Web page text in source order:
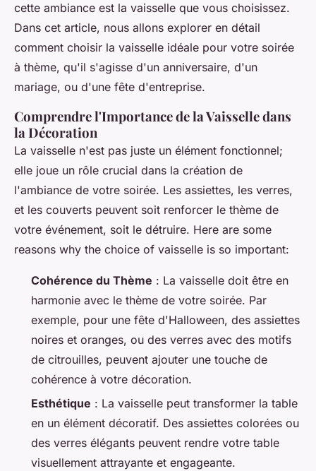
cette ambiance est la vaisselle que vous choisissez.
Dans cet article, nous allons explorer en détail
comment choisir la vaisselle idéale pour votre soirée
à thème, qu'il s'agisse d'un anniversaire, d'un
mariage, ou d'une fête d'entreprise.
Comprendre l'Importance de la Vaisselle dans
la Décoration
La vaisselle n'est pas juste un élément fonctionnel;
elle joue un rôle crucial dans la création de
l'ambiance de votre soirée. Les assiettes, les verres,
et les couverts peuvent soit renforcer le thème de
votre événement, soit le détruire. Here are some
reasons why the choice of vaisselle is so important:
Cohérence du Thème : La vaisselle doit être en
harmonie avec le thème de votre soirée. Par
exemple, pour une fête d'Halloween, des assiettes
noires et oranges, ou des verres avec des motifs
de citrouilles, peuvent ajouter une touche de
cohérence à votre décoration.
Esthétique : La vaisselle peut transformer la table
en un élément décoratif. Des assiettes colorées ou
des verres élégants peuvent rendre votre table
visuellement attrayante et engageante.